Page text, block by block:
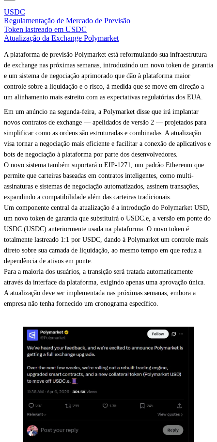
USDC
Regulamentação de Mercado de Previsão
Token lastreado em USDC
Atualização da Exchange Polymarket
A plataforma de previsão Polymarket está reformulando sua infraestrutura
de exchange nas próximas semanas, introduzindo um novo token de garantia
e um sistema de negociação aprimorado que dão à plataforma maior
controle sobre a liquidação e o risco, à medida que se move em direção a
um alinhamento mais estreito com as expectativas regulatórias dos EUA.
Em um anúncio na segunda-feira, a Polymarket disse que irá implantar
novos contratos de exchange — apelidados de versão 2 — projetados para
simplificar como as ordens são estruturadas e combinadas. A atualização
visa tornar a negociação mais eficiente e facilitar a conexão de aplicativos e
bots de negociação à plataforma por parte dos desenvolvedores.
O novo sistema também suportará o EIP-1271, um padrão Ethereum que
permite que carteiras baseadas em contratos inteligentes, como multi-
assinaturas e sistemas de negociação automatizados, assinem transações,
expandindo a compatibilidade além das carteiras tradicionais.
Um componente central da atualização é a introdução do Polymarket USD,
um novo token de garantia que substituirá o USDC.e, a versão em ponte do
USDC (USDC) anteriormente usada na plataforma. O novo token é
totalmente lastreado 1:1 por USDC, dando à Polymarket um controle mais
direto sobre sua camada de liquidação, ao mesmo tempo em que reduz a
dependência de ativos em ponte.
Para a maioria dos usuários, a transição será tratada automaticamente
através da interface da plataforma, exigindo apenas uma aprovação única.
A atualização deve ser implementada nas próximas semanas, embora a
empresa não tenha fornecido um cronograma específico.